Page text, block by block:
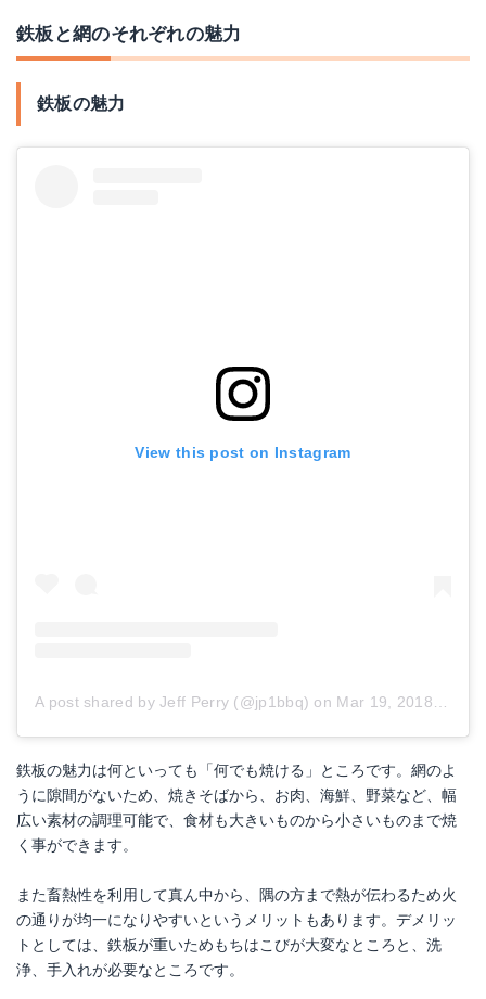
鉄板と網のそれぞれの魅力
鉄板の魅力
View this post on Instagram
A post shared by Jeff Perry (@jp1bbq) on Mar 19, 2018 at 7:14pm PDT
鉄板の魅力は何といっても「何でも焼ける」ところです。網のよ
うに隙間がないため、焼きそばから、お肉、海鮮、野菜など、幅
広い素材の調理可能で、食材も大きいものから小さいものまで焼
く事ができます。
また畜熱性を利用して真ん中から、隅の方まで熱が伝わるため火
の通りが均一になりやすいというメリットもあります。デメリッ
トとしては、鉄板が重いためもちはこびが大変なところと、洗
浄、手入れが必要なところです。